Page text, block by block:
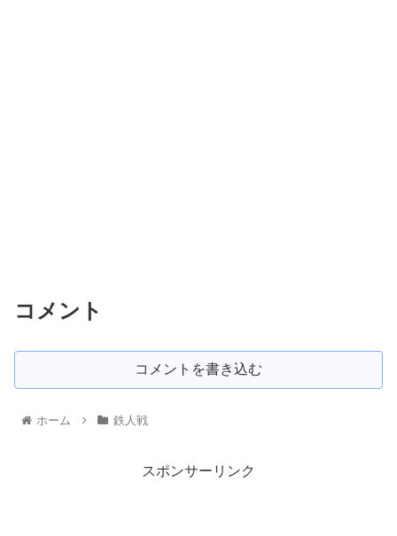
コメント
コメントを書き込む
ホーム 鉄人戦
スポンサーリンク